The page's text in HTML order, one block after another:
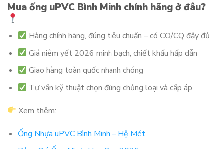
Mua ống uPVC Bình Minh chính hãng ở đâu?
Hàng chính hãng, đúng tiêu chuẩn – có CO/CQ đầy đủ
Giá niêm yết 2026 minh bạch, chiết khấu hấp dẫn
Giao hàng toàn quốc nhanh chóng
Tư vấn kỹ thuật chọn đúng chủng loại và cấp áp
Xem thêm:
Ống Nhựa uPVC Bình Minh – Hệ Mét